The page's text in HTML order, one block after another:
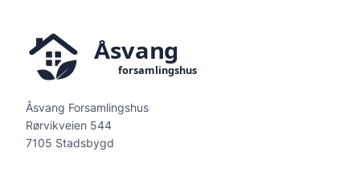
Åsvang Forsamlingshus
Rørvikveien 544
7105 Stadsbygd